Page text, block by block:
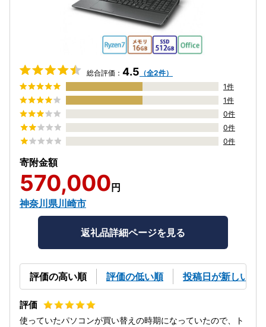
総合評価： 4.5 （全2件）
1件
1件
0件
0件
0件
寄附金額
570,000円
神奈川県川崎市
返礼品詳細ページを見る
評価の高い順 評価の低い順 投稿日が新しい順
使っていたパソコンが買い替えの時期になっていたので、ト